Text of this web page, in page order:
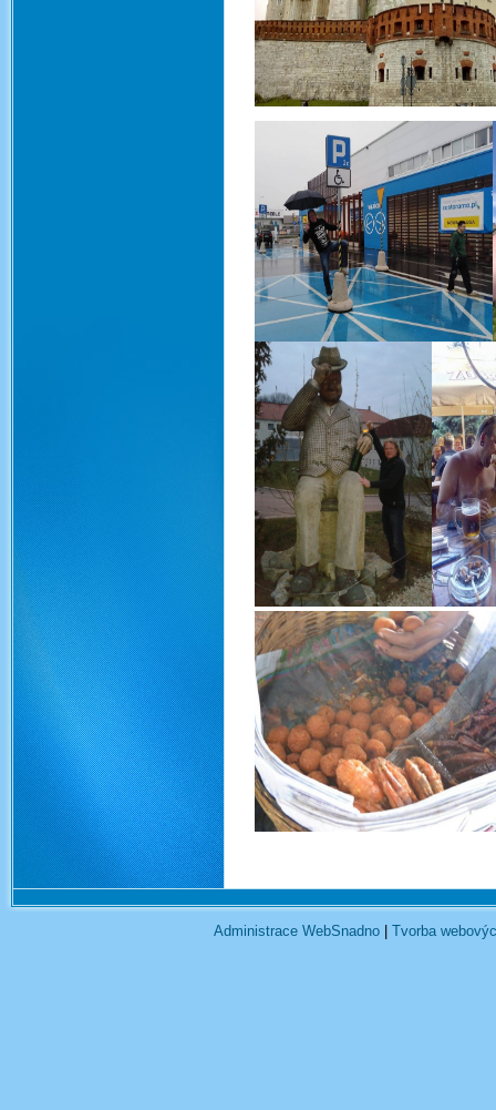
Administrace WebSnadno Tvorba